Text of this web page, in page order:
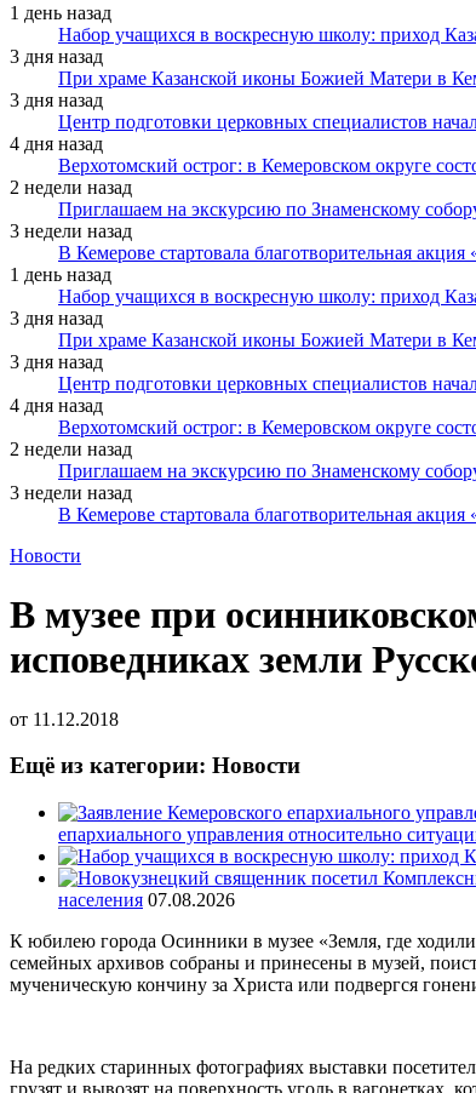
1 день назад
Набор учащихся в воскресную школу: приход
3 дня назад
При храме Казанской иконы Божией Матери в
3 дня назад
Центр подготовки церковных специалистов
4 дня назад
Верхотомский острог: в Кемеровском округе
2 недели назад
Приглашаем на экскурсию по Знаменскому
3 недели назад
В Кемерове стартовала благотворительная
1 день назад
Набор учащихся в воскресную школу: приход
3 дня назад
При храме Казанской иконы Божией Матери в
3 дня назад
Центр подготовки церковных специалистов
4 дня назад
Верхотомский острог: в Кемеровском округе
2 недели назад
Приглашаем на экскурсию по Знаменскому
3 недели назад
В Кемерове стартовала благотворительная
Новости
В музее при
исповедниках земли
от 11.12.2018
Ещё из категории: Новости
епархиального управления относительно
населения 07.08.2026
К юбилею города Осинники в музее «Земля, где
семейных архивов собраны и принесены в музей,
мученическую кончину за Христа или подвергся
На редких старинных фотографиях выставки